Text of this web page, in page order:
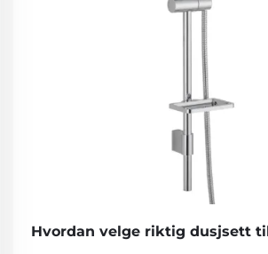
Hvordan velge riktig dusjsett